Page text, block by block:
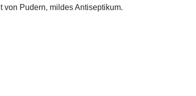
von Pudern, mildes Antiseptikum.